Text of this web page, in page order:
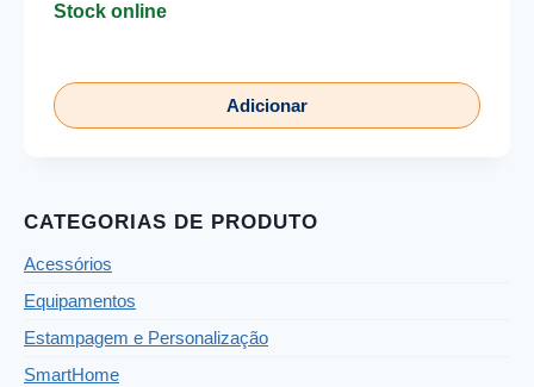
Stock online
Adicionar
CATEGORIAS DE PRODUTO
Acessórios
Equipamentos
Estampagem e Personalização
SmartHome